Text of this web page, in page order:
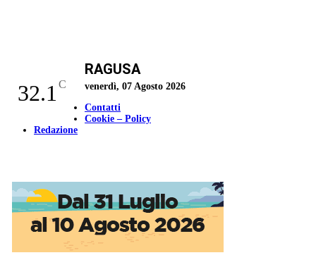
32.1 C
RAGUSA
venerdì, 07 Agosto 2026
Contatti
Cookie – Policy
Redazione